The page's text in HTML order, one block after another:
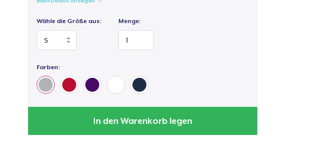
Wähle die Größe aus: Menge:
Farben:
In den Warenkorb legen